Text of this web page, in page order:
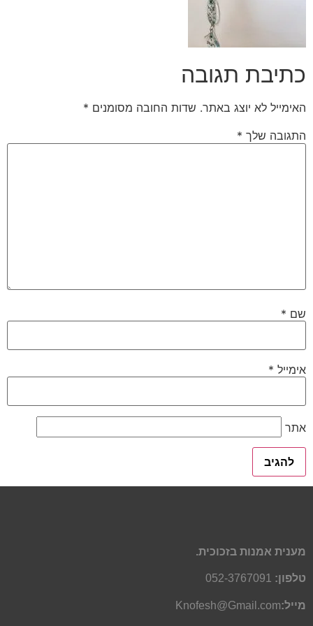
כתיבת תגובה
האימייל לא יוצג באתר. שדות החובה מסומנים *
התגובה שלך *
שם *
אימייל *
אתר
מענית אמנות בזכוכית.
טלפון: 052-3767091
מייל:Knofesh@Gmail.com